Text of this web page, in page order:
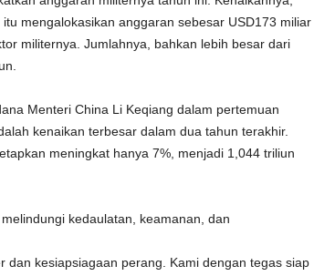
mengalokasikan anggaran sebesar USD173 miliar
militernya. Jumlahnya, bahkan lebih besar dari
Menteri China Li Keqiang dalam pertemuan
kenaikan terbesar dalam dua tahun terakhir.
meningkat hanya 7%, menjadi 1,044 triliun
kedaulatan, keamanan, dan
dan kesiapsiagaan perang. Kami dengan tegas siap